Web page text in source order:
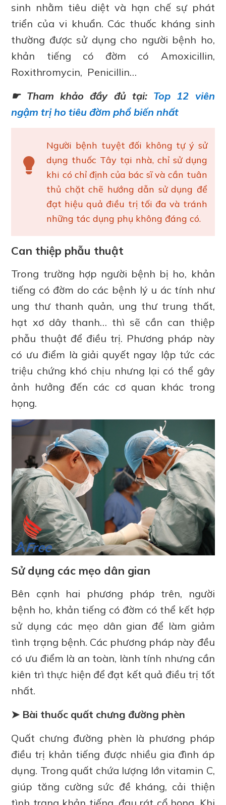
sinh nhằm tiêu diệt và hạn chế sự phát
triển của vi khuẩn. Các thuốc kháng sinh
thường được sử dụng cho người bệnh ho,
khản tiếng có đờm có Amoxicillin,
Roxithromycin, Penicillin…
☛ Tham khảo đầy đủ tại: Top 12 viên
ngậm trị ho tiêu đờm phổ biến nhất
Người bệnh tuyệt đối không tự ý sử
dụng thuốc Tây tại nhà, chỉ sử dụng
khi có chỉ định của bác sĩ và cần tuân
thủ chặt chẽ hướng dẫn sử dụng để
đạt hiệu quả điều trị tối đa và tránh
những tác dụng phụ không đáng có.
Can thiệp phẫu thuật
Trong trường hợp người bệnh bị ho, khản
tiếng có đờm do các bệnh lý u ác tính như
ung thư thanh quản, ung thư trung thất,
hạt xơ dây thanh… thì sẽ cần can thiệp
phẫu thuật để điều trị. Phương pháp này
có ưu điểm là giải quyết ngay lập tức các
triệu chứng khó chịu nhưng lại có thể gây
ảnh hưởng đến các cơ quan khác trong
họng.
Sử dụng các mẹo dân gian
Bên cạnh hai phương pháp trên, người
bệnh ho, khản tiếng có đờm có thể kết hợp
sử dụng các mẹo dân gian để làm giảm
tình trạng bệnh. Các phương pháp này đều
có ưu điểm là an toàn, lành tính nhưng cần
kiên trì thực hiện để đạt kết quả điều trị tốt
nhất.
➤ Bài thuốc quất chưng đường phèn
Quất chưng đường phèn là phương pháp
điều trị khản tiếng được nhiều gia đình áp
dụng. Trong quất chứa lượng lớn vitamin C,
giúp tăng cường sức đề kháng, cải thiện